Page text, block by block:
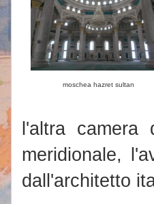
moschea hazret sultan
l'altra camera
meridionale,
dall'architetto